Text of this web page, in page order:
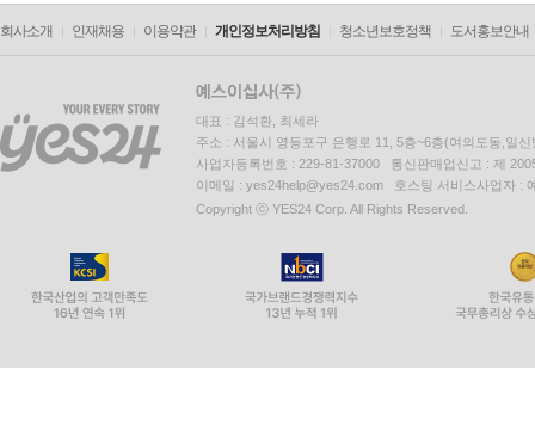
회사소개 인재채용 이용약관 개인정보처리방침 청소년보호정책 도서홍보안내
대표 : 김석환, 최세라
주소 : 서울시 영등포구 은행로 11, 5층~6층(여의도동,일신
사업자등록번호 : 229-81-37000 통신판매업신고 : 제
이메일 : yes24help@yes24.com 호스팅 서비스사업자 :
Copyright ⓒ YES24 Corp. All Rights Reserved.